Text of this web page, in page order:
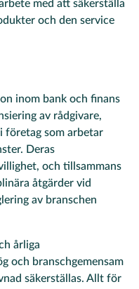
med att säkerställa
och den service
inom bank och finans
av rådgivare,
företag som arbetar
Deras
och tillsammans
åtgärder vid
av branschen
årliga
och branschgemensam
säkerställas. Allt för